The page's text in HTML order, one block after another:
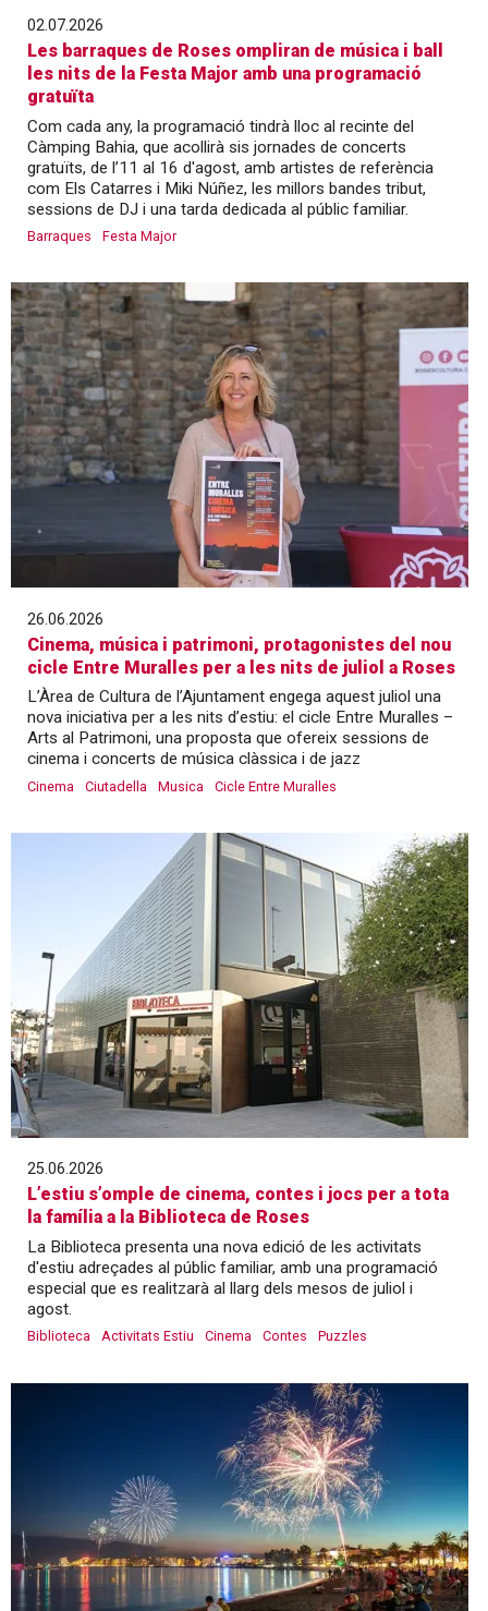
02.07.2026
Les barraques de Roses ompliran de música i ball
les nits de la Festa Major amb una programació
gratuïta
Com cada any, la programació tindrà lloc al recinte del
Càmping Bahia, que acollirà sis jornades de concerts
gratuïts, de l’11 al 16 d'agost, amb artistes de referència
com Els Catarres i Miki Núñez, les millors bandes tribut,
sessions de DJ i una tarda dedicada al públic familiar.
Barraques Festa Major
26.06.2026
Cinema, música i patrimoni, protagonistes del nou
cicle Entre Muralles per a les nits de juliol a Roses
L’Àrea de Cultura de l’Ajuntament engega aquest juliol una
nova iniciativa per a les nits d’estiu: el cicle Entre Muralles –
Arts al Patrimoni, una proposta que ofereix sessions de
cinema i concerts de música clàssica i de jazz
Cinema Ciutadella Musica Cicle Entre Muralles
25.06.2026
L’estiu s’omple de cinema, contes i jocs per a tota
la família a la Biblioteca de Roses
La Biblioteca presenta una nova edició de les activitats
d'estiu adreçades al públic familiar, amb una programació
especial que es realitzarà al llarg dels mesos de juliol i
agost.
Biblioteca Activitats Estiu Cinema Contes Puzzles